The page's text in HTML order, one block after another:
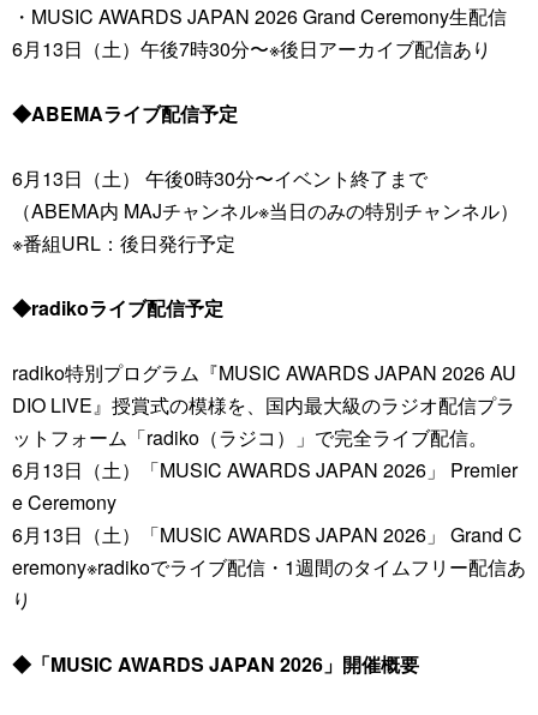
・MUSIC AWARDS JAPAN 2026 Grand Ceremony生配信
6月13日（土）午後7時30分〜※後日アーカイブ配信あり
◆ABEMAライブ配信予定
6月13日（土） 午後0時30分〜イベント終了まで
（ABEMA内 MAJチャンネル※当日のみの特別チャンネル）
※番組URL：後日発行予定
◆radikoライブ配信予定
radiko特別プログラム『MUSIC AWARDS JAPAN 2026 AU
DIO LIVE』授賞式の模様を、国内最大級のラジオ配信プラ
ットフォーム「radiko（ラジコ）」で完全ライブ配信。
6月13日（土）「MUSIC AWARDS JAPAN 2026」 Premier
e Ceremony
6月13日（土）「MUSIC AWARDS JAPAN 2026」 Grand C
eremony※radikoでライブ配信・1週間のタイムフリー配信あ
り
◆「MUSIC AWARDS JAPAN 2026」開催概要